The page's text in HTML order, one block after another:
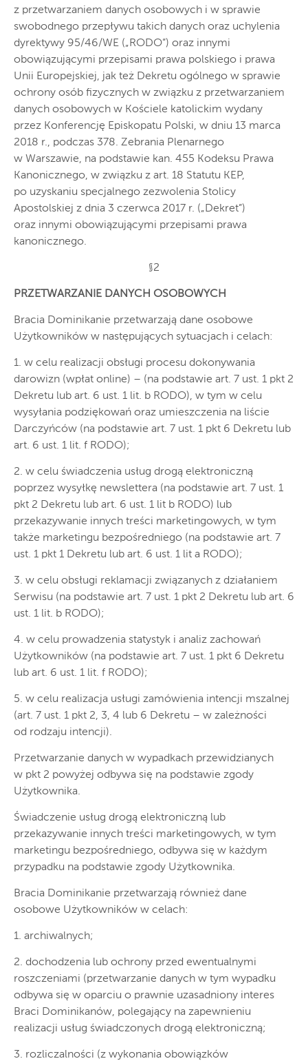
z przetwarzaniem danych osobowych i w sprawie
swobodnego przepływu takich danych oraz uchylenia
dyrektywy 95/46/WE („RODO”) oraz innymi
obowiązującymi przepisami prawa polskiego i prawa
Unii Europejskiej, jak też Dekretu ogólnego w sprawie
ochrony osób fizycznych w związku z przetwarzaniem
danych osobowych w Kościele katolickim wydany
przez Konferencję Episkopatu Polski, w dniu 13 marca
2018 r., podczas 378. Zebrania Plenarnego
w Warszawie, na podstawie kan. 455 Kodeksu Prawa
Kanonicznego, w związku z art. 18 Statutu KEP,
po uzyskaniu specjalnego zezwolenia Stolicy
Apostolskiej z dnia 3 czerwca 2017 r. („Dekret”)
oraz innymi obowiązującymi przepisami prawa
kanonicznego.
§2
PRZETWARZANIE DANYCH OSOBOWYCH
Bracia Dominikanie przetwarzają dane osobowe
Użytkowników w następujących sytuacjach i celach:
1. w celu realizacji obsługi procesu dokonywania
darowizn (wpłat online) – (na podstawie art. 7 ust. 1 pkt 2
Dekretu lub art. 6 ust. 1 lit. b RODO), w tym w celu
wysyłania podziękowań oraz umieszczenia na liście
Darczyńców (na podstawie art. 7 ust. 1 pkt 6 Dekretu lub
art. 6 ust. 1 lit. f RODO);
2. w celu świadczenia usług drogą elektroniczną
poprzez wysyłkę newslettera (na podstawie art. 7 ust. 1
pkt 2 Dekretu lub art. 6 ust. 1 lit b RODO) lub
przekazywanie innych treści marketingowych, w tym
także marketingu bezpośredniego (na podstawie art. 7
ust. 1 pkt 1 Dekretu lub art. 6 ust. 1 lit a RODO);
3. w celu obsługi reklamacji związanych z działaniem
Serwisu (na podstawie art. 7 ust. 1 pkt 2 Dekretu lub art. 6
ust. 1 lit. b RODO);
4. w celu prowadzenia statystyk i analiz zachowań
Użytkowników (na podstawie art. 7 ust. 1 pkt 6 Dekretu
lub art. 6 ust. 1 lit. f RODO);
5. w celu realizacja usługi zamówienia intencji mszalnej
(art. 7 ust. 1 pkt 2, 3, 4 lub 6 Dekretu – w zależności
od rodzaju intencji).
Przetwarzanie danych w wypadkach przewidzianych
w pkt 2 powyżej odbywa się na podstawie zgody
Użytkownika.
Świadczenie usług drogą elektroniczną lub
przekazywanie innych treści marketingowych, w tym
marketingu bezpośredniego, odbywa się w każdym
przypadku na podstawie zgody Użytkownika.
Bracia Dominikanie przetwarzają również dane
osobowe Użytkowników w celach:
1. archiwalnych;
2. dochodzenia lub ochrony przed ewentualnymi
roszczeniami (przetwarzanie danych w tym wypadku
odbywa się w oparciu o prawnie uzasadniony interes
Braci Dominikanów, polegający na zapewnieniu
realizacji usług świadczonych drogą elektroniczną;
3. rozliczalności (z wykonania obowiązków